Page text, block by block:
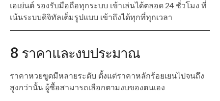
เอเย่นต์ รองรับมือถือทุกระบบ เข้าเล่นได้ตลอด 24 ชั่วโมง ที่
เน้นระบบดิจิทัลเต็มรูปแบบ เข้าถึงได้ทุกที่ทุกเวลา
8 ราคาและงบประมาณ
ราคาหวยขูดมีหลายระดับ ตั้งแต่ราคาหลักร้อยเยนไปจนถึง
สูงกว่านั้น ผู้ซื้อสามารถเลือกตามงบของตนเอง